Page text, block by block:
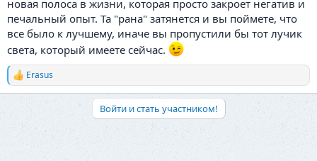
новая полоса в жизни, которая просто закроет негатив и
печальный опыт. Та "рана" затянется и вы поймете, что
все было к лучшему, иначе вы пропустили бы тот лучик
света, который имеете сейчас.
Р
е
Erasus
Войти и стать участником!